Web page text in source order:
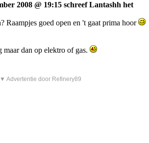
2008 @ 19:15 schreef Lantashh het
Raampjes goed open en 't gaat prima hoor
dan op elektro of gas.
▼ Advertentie door Refinery89